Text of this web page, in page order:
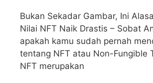
Bukan Sekadar Gambar, Ini
Nilai NFT Naik Drastis – Sobat
apakah kamu sudah pernah
tentang NFT atau Non-Fungible
NFT merupakan